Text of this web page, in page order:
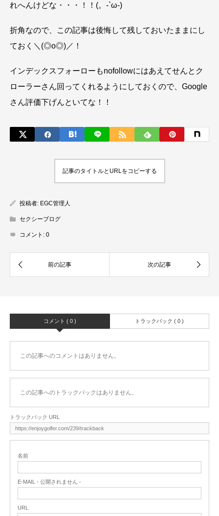
れへんけどな・・・！！(。-`ω-)
折角なので、この記事は後悔して残しておいたままにし
ておく＼(◎o◎)／！
インデックスフォーローもnofollowにはあえてせんとク
ローラーさん回ってくれるようにしておくので、Google
さん評価下げんといてな！！
記事のタイトルとURLをコピーする
投稿者: EGC管理人
セクシーブログ
コメント: 0
コメント ( 0 ) トラックバック ( 0 )
この記事へのコメントはありません。
この記事へのトラックバックはありません。
トラックバック URL
名前
E-MAIL - 公開されません -
URL